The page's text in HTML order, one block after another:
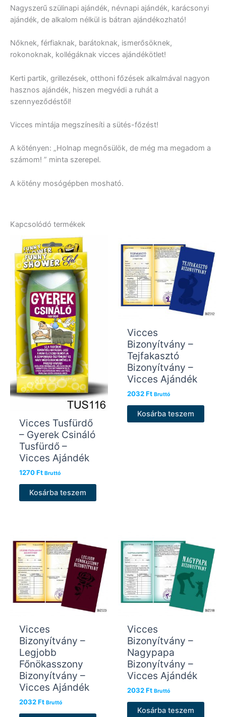
Nagyszerű szülinapi ajándék, névnapi ajándék, karácsonyi
ajándék, de alkalom nélkül is bátran ajándékozható!
Nőknek, férfiaknak, barátoknak, ismerősöknek,
rokonoknak, kollégáknak vicces ajándékötlet!
Kerti partik, grillezések, otthoni főzések alkalmával nagyon
hasznos ajándék, hiszen megvédi a ruhát a
szennyeződéstől!
Vicces mintája megszínesíti a sütés-főzést!
A kötényen: „Holnap megnősülök, de még ma megadom a
számom! ” minta szerepel.
A kötény mosógépben mosható.
Kapcsolódó termékek
Vicces Tusfürdő
– Gyerek Csináló
Tusfürdő –
Vicces Ajándék
1270Ft Bruttó
Kosárba teszem
Vicces
Bizonyítvány –
Tejfakasztó
Bizonyítvány –
Vicces Ajándék
2032Ft Bruttó
Kosárba teszem
Vicces
Bizonyítvány –
Legjobb
Főnökasszony
Bizonyítvány –
Vicces Ajándék
2032Ft Bruttó
Vicces
Bizonyítvány –
Nagypapa
Bizonyítvány –
Vicces Ajándék
2032Ft Bruttó
Kosárba teszem